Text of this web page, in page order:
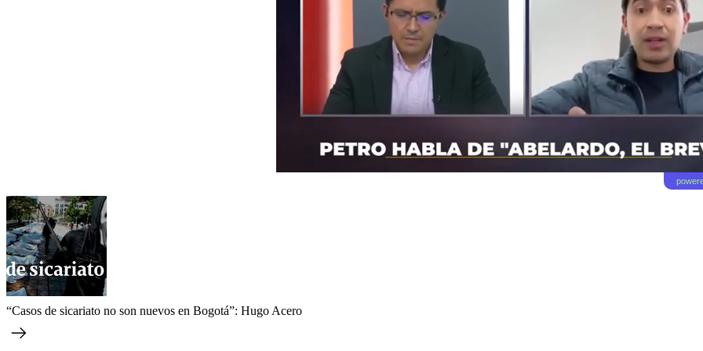
“Casos de sicariato no son nuevos en Bogotá”: Hugo Acero